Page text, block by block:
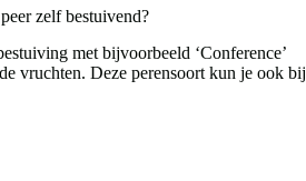
zelf bestuivend?
met bijvoorbeeld ‘Conference’
vruchten. Deze perensoort kun je ook bij